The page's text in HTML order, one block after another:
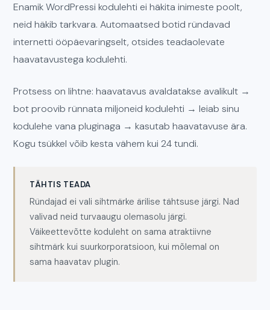
Enamik WordPressi kodulehti ei häkita inimeste poolt,
neid häkib tarkvara. Automaatsed botid ründavad
internetti ööpäevaringselt, otsides teadaolevate
haavatavustega kodulehti.
Protsess on lihtne: haavatavus avaldatakse avalikult →
bot proovib rünnata miljoneid kodulehti → leiab sinu
kodulehe vana pluginaga → kasutab haavatavuse ära.
Kogu tsükkel võib kesta vähem kui 24 tundi.
TÄHTIS TEADA
Ründajad ei vali sihtmärke ärilise tähtsuse järgi. Nad
valivad neid turvaaugu olemasolu järgi.
Väikeettevõtte koduleht on sama atraktiivne
sihtmärk kui suurkorporatsioon, kui mõlemal on
sama haavatav plugin.